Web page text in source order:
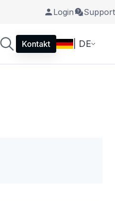
Login Support
Kontakt | DE